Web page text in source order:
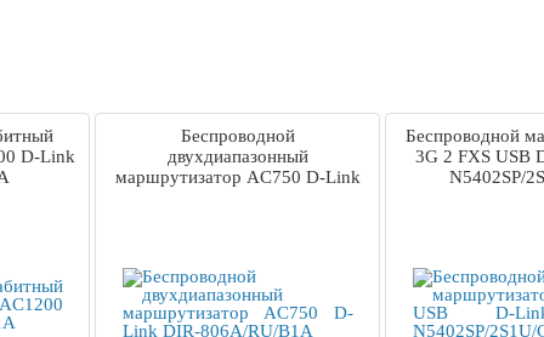
D-Link
Беспроводной
двухдиапазонный
маршрутизатор AC750 D-Link
Беспроводной
3G 2 FXS USB
N5402SP/